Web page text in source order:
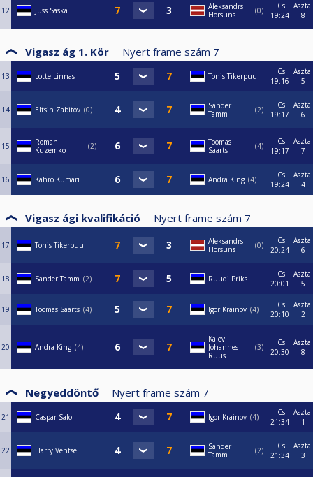
12 Juss Saska
Aleksandrs
Horsuns
0
Cs
19:24
Asztal
8
Vigasz ág 1. Kör Nyert frame szám 7
13 Lotte Linnas Tonis Tikerpuu
Cs
19:16
Asztal
5
14 Eltsin Zabitov 0
Sander
Tamm
2
Cs
19:17
Asztal
6
15
Roman
Kuzemko
2
Toomas
Saarts
4
Cs
19:17
Asztal
7
16 Kahro Kumari Andra King 4
Cs
19:24
Asztal
4
Vigasz ági kvalifikáció Nyert frame szám 7
17 Tonis Tikerpuu
Aleksandrs
Horsuns
0
Cs
20:24
Asztal
6
18 Sander Tamm 2 Ruudi Priks
Cs
20:01
Asztal
5
19 Toomas Saarts 4 Igor Krainov 4
Cs
20:10
Asztal
2
20 Andra King 4
Kalev
Johannes
Ruus
3
Cs
20:30
Asztal
8
Negyeddöntő Nyert frame szám 7
21 Caspar Salo Igor Krainov 4
Cs
21:34
Asztal
1
22 Harry Ventsel
Sander
Tamm
2
Cs
21:34
Asztal
3